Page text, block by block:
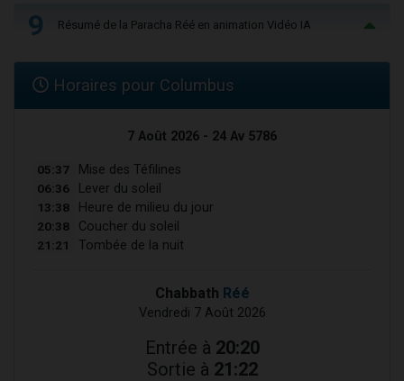
9 Résumé de la Paracha Réé en animation Vidéo IA
Horaires pour Columbus
7 Août 2026 - 24 Av 5786
05:37 Mise des Téfilines
06:36 Lever du soleil
13:38 Heure de milieu du jour
20:38 Coucher du soleil
21:21 Tombée de la nuit
Chabbath Réé
Vendredi 7 Août 2026
Entrée à 20:20
Sortie à 21:22